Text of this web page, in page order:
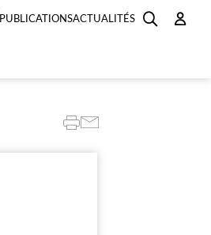
PUBLICATIONSACTUALITÉS